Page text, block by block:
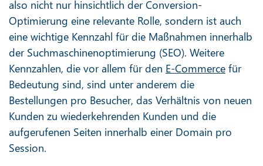
also nicht nur hinsichtlich der Conversion-
Optimierung eine relevante Rolle, sondern ist auch
eine wichtige Kennzahl für die Maßnahmen innerhalb
der Suchmaschinenoptimierung (SEO). Weitere
Kennzahlen, die vor allem für den E-Commerce für
Bedeutung sind, sind unter anderem die
Bestellungen pro Besucher, das Verhältnis von neuen
Kunden zu wiederkehrenden Kunden und die
aufgerufenen Seiten innerhalb einer Domain pro
Session.